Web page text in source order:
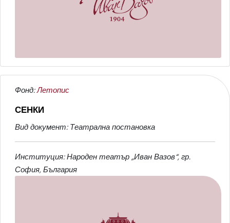
Фонд:Летопис
СЕНКИ
Вид документ: Театрална постановка
Институция: Народен театър „Иван Вазов“, гр.
София, България